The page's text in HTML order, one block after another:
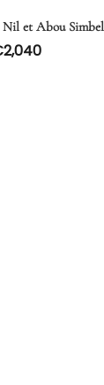
Nil et Abou Simbel